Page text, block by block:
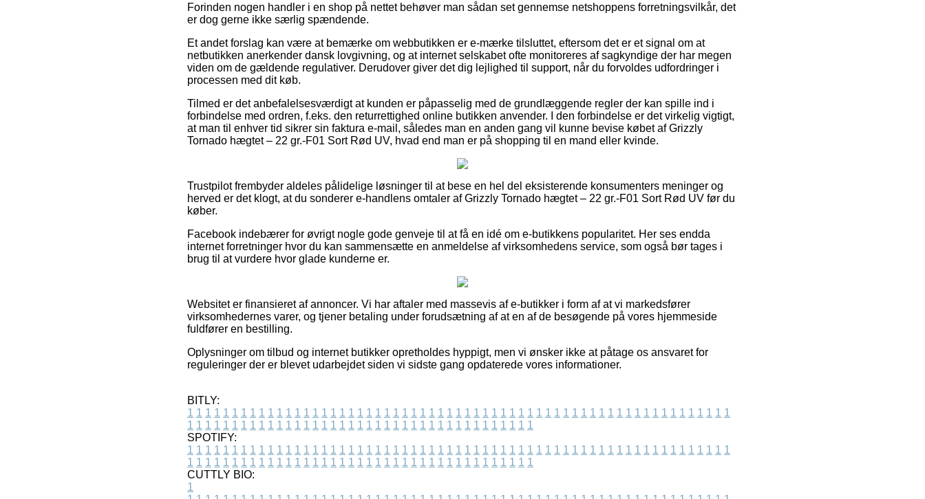
Forinden nogen handler i en shop på nettet behøver man sådan set gennemse netshoppens forretningsvilkår, det
er dog gerne ikke særlig spændende.
Et andet forslag kan være at bemærke om webbutikken er e-mærke tilsluttet, eftersom det er et signal om at
netbutikken anerkender dansk lovgivning, og at internet selskabet ofte monitoreres af sagkyndige der har megen
viden om de gældende regulativer. Derudover giver det dig lejlighed til support, når du forvoldes udfordringer i
processen med dit køb.
Tilmed er det anbefalelsesværdigt at kunden er påpasselig med de grundlæggende regler der kan spille ind i
forbindelse med ordren, f.eks. den returrettighed online butikken anvender. I den forbindelse er det virkelig vigtigt,
at man til enhver tid sikrer sin faktura e-mail, således man en anden gang vil kunne bevise købet af Grizzly
Tornado hægtet – 22 gr.-F01 Sort Rød UV, hvad end man er på shopping til en mand eller kvinde.
Trustpilot frembyder aldeles pålidelige løsninger til at bese en hel del eksisterende konsumenters meninger og
herved er det klogt, at du sonderer e-handlens omtaler af Grizzly Tornado hægtet – 22 gr.-F01 Sort Rød UV før du
køber.
Facebook indebærer for øvrigt nogle gode genveje til at få en idé om e-butikkens popularitet. Her ses endda
internet forretninger hvor du kan sammensætte en anmeldelse af virksomhedens service, som også bør tages i
brug til at vurdere hvor glade kunderne er.
Websitet er finansieret af annoncer. Vi har aftaler med massevis af e-butikker i form af at vi markedsfører
virksomhedernes varer, og tjener betaling under forudsætning af at en af de besøgende på vores hjemmeside
fuldfører en bestilling.
Oplysninger om tilbud og internet butikker opretholdes hyppigt, men vi ønsker ikke at påtage os ansvaret for
reguleringer der er blevet udarbejdet siden vi sidste gang opdaterede vores informationer.
BITLY:
1 1 1 1 1 1 1 1 1 1 1 1 1 1 1 1 1 1 1 1 1 1 1 1 1 1 1 1 1 1 1 1 1 1 1 1 1 1 1 1 1 1 1 1 1 1 1 1 1 1 1 1 1 1 1 1 1 1 1 1 1
1 1 1 1 1 1 1 1 1 1 1 1 1 1 1 1 1 1 1 1 1 1 1 1 1 1 1 1 1 1 1 1 1 1 1 1 1 1 1
SPOTIFY:
1 1 1 1 1 1 1 1 1 1 1 1 1 1 1 1 1 1 1 1 1 1 1 1 1 1 1 1 1 1 1 1 1 1 1 1 1 1 1 1 1 1 1 1 1 1 1 1 1 1 1 1 1 1 1 1 1 1 1 1 1
1 1 1 1 1 1 1 1 1 1 1 1 1 1 1 1 1 1 1 1 1 1 1 1 1 1 1 1 1 1 1 1 1 1 1 1 1 1 1
CUTTLY BIO:
1